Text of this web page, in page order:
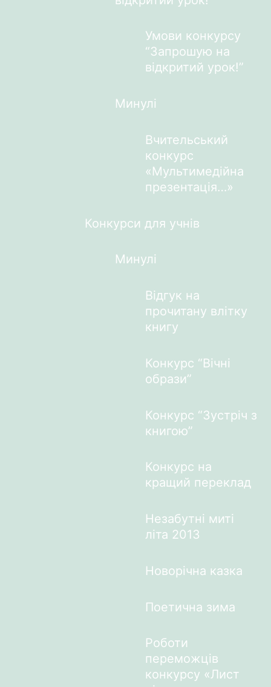
Умови конкурсу
“Запрошую на
відкритий урок!”
Минулі
Вчительський
конкурс
«Мультимедійна
презентація…»
Конкурси для учнів
Минулі
Відгук на
прочитану влітку
книгу
Конкурс “Вічні
образи”
Конкурс “Зустріч з
книгою”
Конкурс на
кращий переклад
Незабутні миті
літа 2013
Новорічна казка
Поетична зима
Роботи
переможців
конкурсу «Лист